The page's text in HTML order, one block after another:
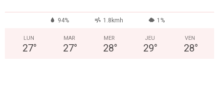
94% 1.8kmh 1%
LUN
27°
MAR
27°
MER
28°
JEU
29°
VEN
28°